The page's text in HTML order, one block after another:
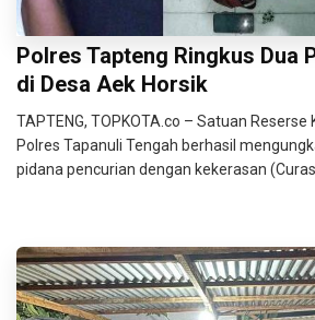
Polres Tapteng Ringkus Dua
di Desa Aek Horsik
TAPTENG, TOPKOTA.co – Satuan
Polres Tapanuli Tengah berhasil
pidana pencurian dengan kekerasan